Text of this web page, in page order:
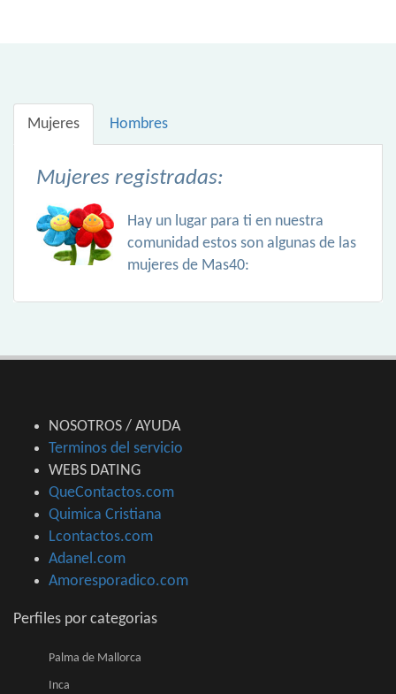
Mujeres Hombres
Mujeres registradas:
Hay un lugar para ti en nuestra
comunidad estos son algunas de las
mujeres de Mas40:
NOSOTROS / AYUDA
Terminos del servicio
WEBS DATING
QueContactos.com
Quimica Cristiana
Lcontactos.com
Adanel.com
Amoresporadico.com
Perfiles por categorias
Palma de Mallorca
Inca